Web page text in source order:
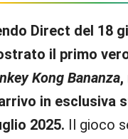
Direct del 18
il primo
Kong Bananza,
in esclusiva
2025. Il gioco